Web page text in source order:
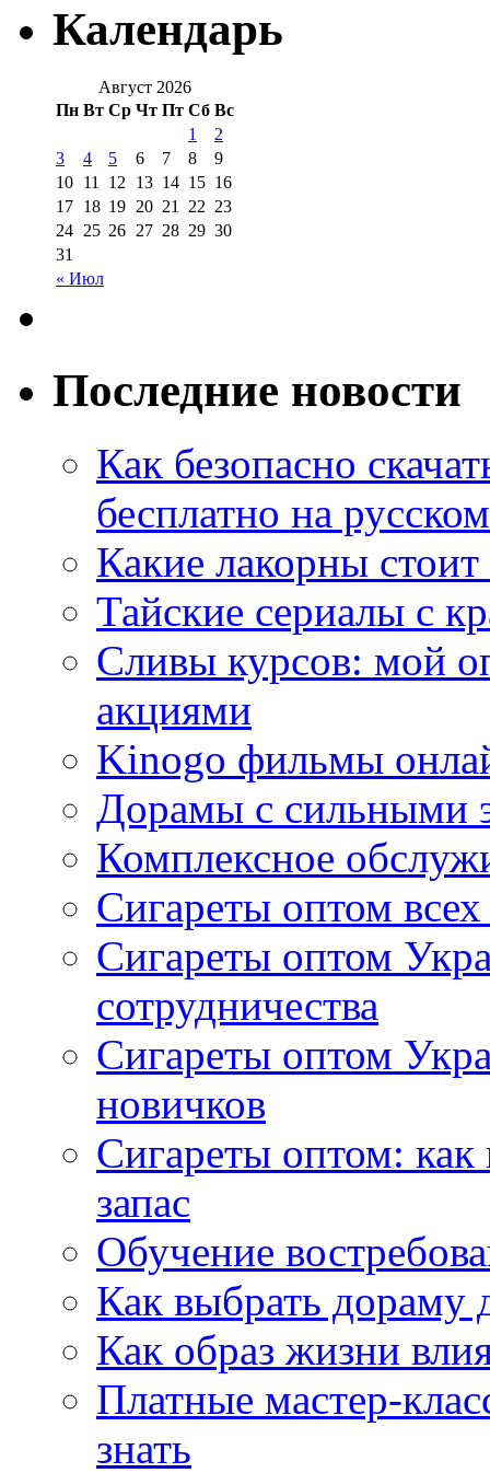
Календарь
Август 2026
Пн Вт Ср Чт Пт Сб Вс
« Июл
1
2
3
4 5 6 7 8
9
10 11 12 13 14 15 16
17 18 19 20 21 22 23
24 25 26 27 28 29 30
31
Последние новости
Как безопасно
бесплатно на
Какие лакорны
Тайские сериалы с
Сливы курсов: мой
акциями
Kinogo фильмы
Дорамы с сильными
Комплексное
Сигареты оптом
Сигареты оптом
сотрудничества
Сигареты оптом
новичков
Сигареты оптом:
запас
Обучение
Как выбрать дораму
Как образ жизни
Платные мастер-
знать